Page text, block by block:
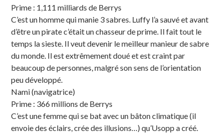
Prime : 1,111 milliards de Berrys
C’est un homme qui manie 3 sabres. Luffy l’a sauvé et avant
d’être un pirate c’était un chasseur de prime. Il fait tout le
temps la sieste. Il veut devenir le meilleur manieur de sabre
du monde. Il est extrêmement doué et est craint par
beaucoup de personnes, malgré son sens de l’orientation
peu développé.
Nami (navigatrice)
Prime : 366 millions de Berrys
C’est une femme qui se bat avec un bâton climatique (il
envoie des éclairs, crée des illusions…) qu’Usopp a créé.